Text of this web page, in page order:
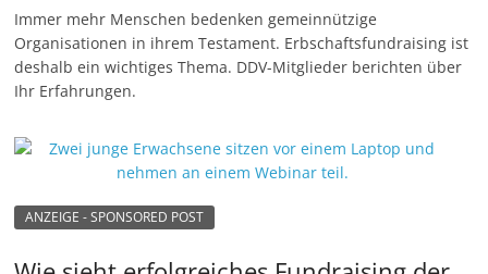
Immer mehr Menschen bedenken gemeinnützige
Organisationen in ihrem Testament. Erbschaftsfundraising ist
deshalb ein wichtiges Thema. DDV-Mitglieder berichten über
Ihr Erfahrungen.
ANZEIGE - SPONSORED POST